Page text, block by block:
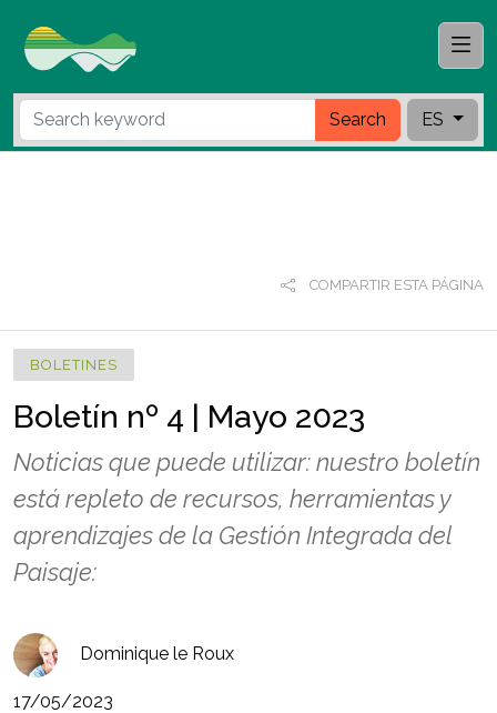
Search ES
COMPARTIR ESTA PÁGINA
BOLETINES
Boletín nº 4 | Mayo 2023
Noticias que puede utilizar: nuestro boletín
está repleto de recursos, herramientas y
aprendizajes de la Gestión Integrada del
Paisaje:
Dominique le Roux
17/05/2023